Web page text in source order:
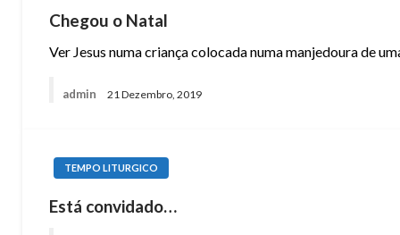
Chegou o Natal
Ver Jesus numa criança colocada numa manjedoura de
admin 21 Dezembro, 2019
TEMPO LITURGICO
Está convidado…